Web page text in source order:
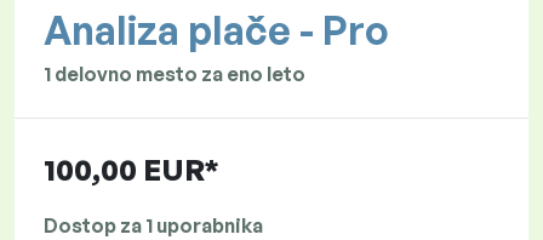
Analiza plače - Pro
1 delovno mesto za eno leto
100,00 EUR*
Dostop za 1 uporabnika